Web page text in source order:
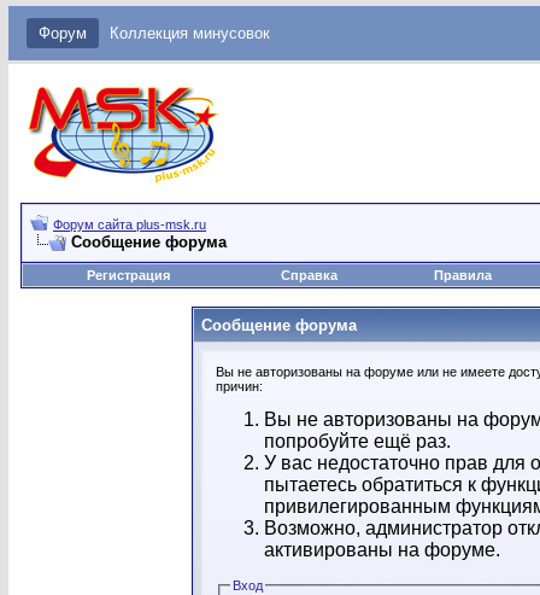
Форум Коллекция минусовок
Форум сайта plus-msk.ru
Сообщение форума
Регистрация Справка Правила
Сообщение форума
Вы не авторизованы на форуме или не имеете
причин:
Вы не авторизованы на
попробуйте ещё раз.
У вас недостаточно прав
пытаетесь обратиться к
привилегированным
Возможно, администратор
активированы на форуме.
Вход